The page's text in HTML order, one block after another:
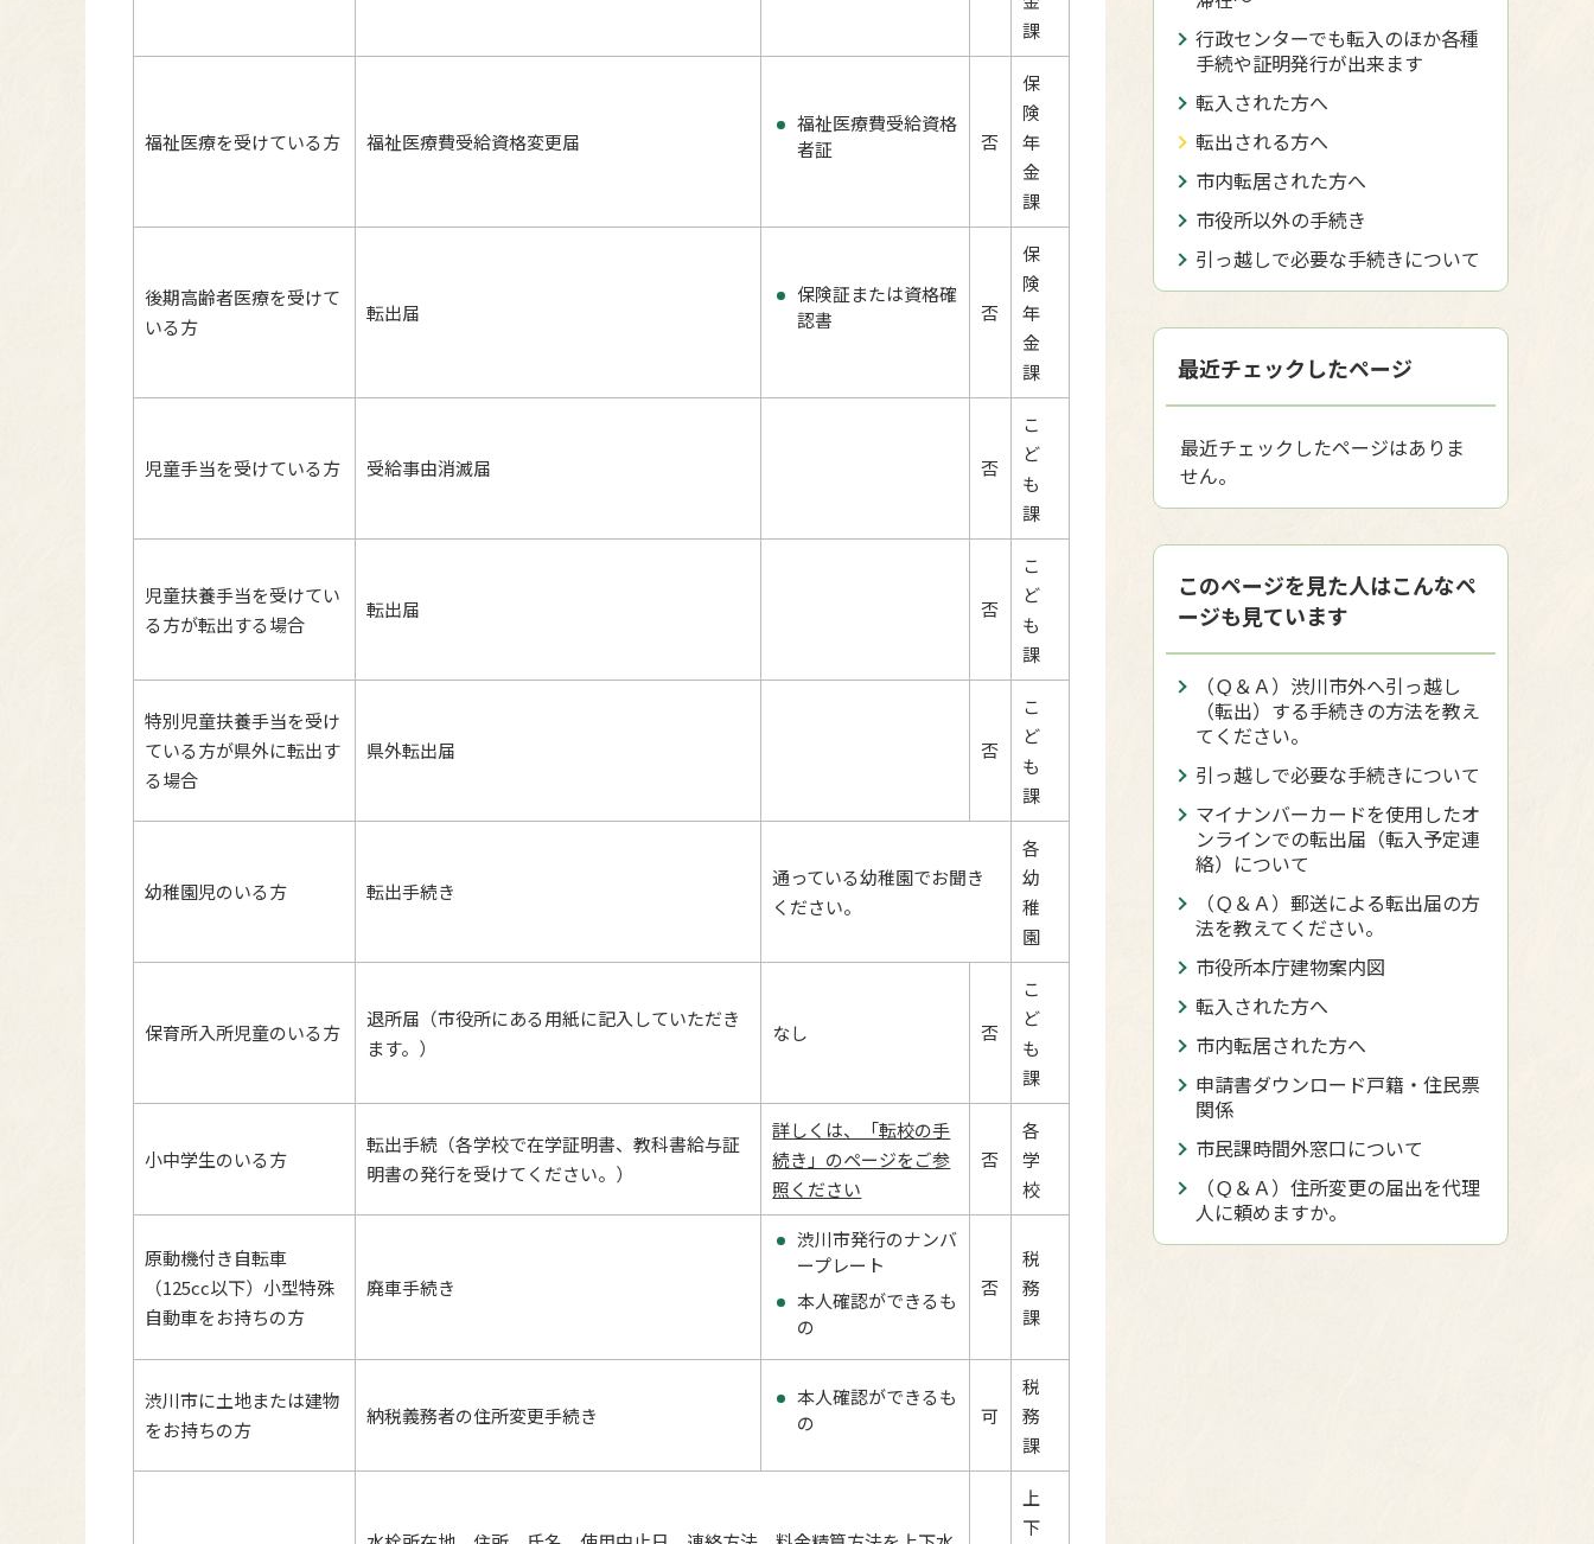
課
福祉医療を受けている方 福祉医療費受給資格変更届
福祉医療費受給資格
者証
否
保
険
年
金
課
後期高齢者医療を受けて
いる方
転出届
保険証または資格確
認書
否
保
険
年
金
課
児童手当を受けている方 受給事由消滅届 否
こ
ど
も
課
児童扶養手当を受けてい
る方が転出する場合
転出届 否
こ
ど
も
課
特別児童扶養手当を受け
ている方が県外に転出す
る場合
県外転出届 否
こ
ど
も
課
幼稚園児のいる方 転出手続き
通っている幼稚園でお聞き
ください。
各
幼
稚
園
保育所入所児童のいる方
退所届（市役所にある用紙に記入していただき
ます。）
なし 否
こ
ど
も
課
小中学生のいる方
転出手続（各学校で在学証明書、教科書給与証
明書の発行を受けてください。）
詳しくは、「転校の手
続き」のページをご参
照ください
否
各
学
校
原動機付き自転車
（125cc以下）小型特殊
自動車をお持ちの方
廃車手続き
渋川市発行のナンバ
ープレート
本人確認ができるも
の
否
税
務
課
渋川市に土地または建物
をお持ちの方
納税義務者の住所変更手続き
本人確認ができるも
の
可
税
務
課
上
下
行政センターでも転入のほか各種
手続や証明発行が出来ます
転入された方へ
転出される方へ
市内転居された方へ
市役所以外の手続き
引っ越しで必要な手続きについて
最近チェックしたページ
最近チェックしたページはありま
せん。
このページを見た人はこんなペ
ージも見ています
（Ｑ＆Ａ）渋川市外へ引っ越し
（転出）する手続きの方法を教え
てください。
引っ越しで必要な手続きについて
マイナンバーカードを使用したオ
ンラインでの転出届（転入予定連
絡）について
（Ｑ＆Ａ）郵送による転出届の方
法を教えてください。
市役所本庁建物案内図
転入された方へ
市内転居された方へ
申請書ダウンロード戸籍・住民票
関係
市民課時間外窓口について
（Ｑ＆Ａ）住所変更の届出を代理
人に頼めますか。